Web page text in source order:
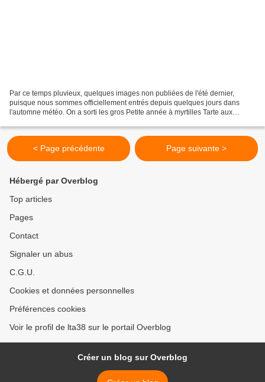
Par ce temps pluvieux, quelques images non publiées de l'été dernier,
puisque nous sommes officiellement entrés depuis quelques jours dans
l'automne météo. On a sorti les gros Petite année à myrtilles Tarte aux
< Page précédente Page suivante >
Hébergé par Overblog
Top articles
Pages
Contact
Signaler un abus
C.G.U.
Cookies et données personnelles
Préférences cookies
Voir le profil de lta38 sur le portail Overblog
Créer un blog sur Overblog